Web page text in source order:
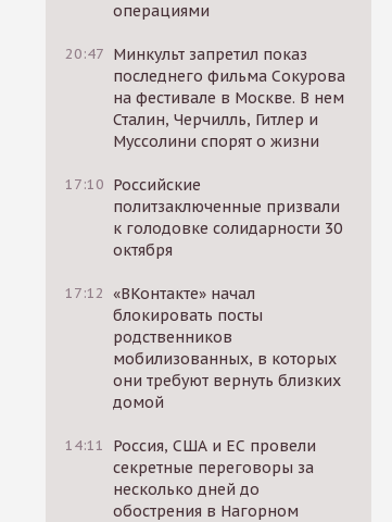
операциями
20:47 Минкульт запретил показ
последнего фильма Сокурова
на фестивале в Москве. В нем
Сталин, Черчилль, Гитлер и
Муссолини спорят о жизни
17:10 Российские
политзаключенные призвали
к голодовке солидарности 30
октября
17:12 «ВКонтакте» начал
блокировать посты
родственников
мобилизованных, в которых
они требуют вернуть близких
домой
14:11
Россия, США и ЕС провели
секретные переговоры за
несколько дней до
обострения в Нагорном